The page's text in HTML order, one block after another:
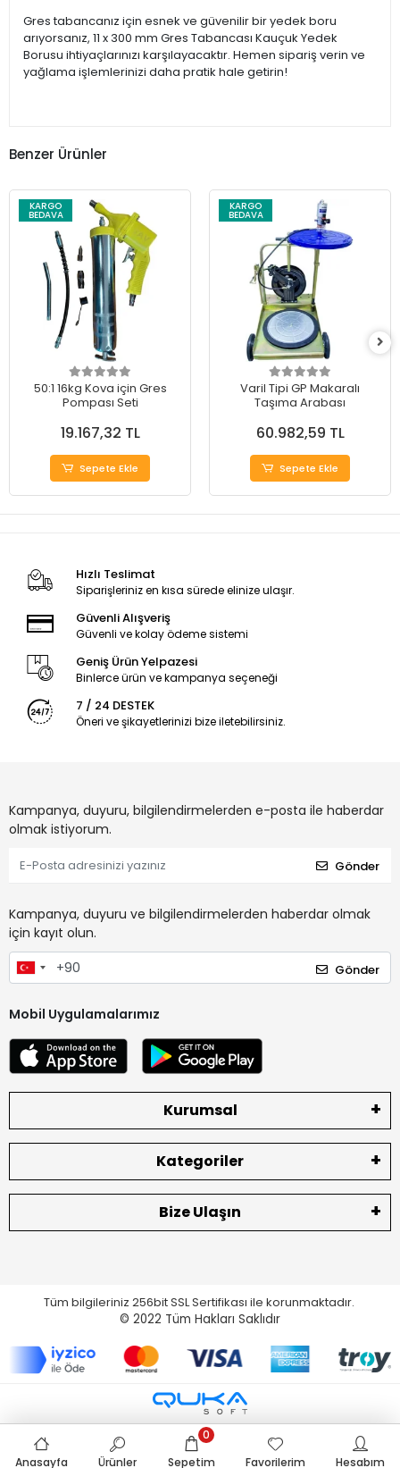
Gres tabancanız için esnek ve güvenilir bir yedek boru
arıyorsanız, 11 x 300 mm Gres Tabancası Kauçuk Yedek
Borusu ihtiyaçlarınızı karşılayacaktır. Hemen sipariş verin ve
yağlama işlemlerinizi daha pratik hale getirin!
Benzer Ürünler
KARGO
BEDAVA
50:1 16kg Kova için Gres
Pompası Seti
19.167,32 TL
Sepete Ekle
KARGO
BEDAVA
Varil Tipi GP Makaralı
Taşıma Arabası
60.982,59 TL
Sepete Ekle
Hızlı Teslimat
Siparişleriniz en kısa sürede elinize ulaşır.
Güvenli Alışveriş
Güvenli ve kolay ödeme sistemi
Geniş Ürün Yelpazesi
Binlerce ürün ve kampanya seçeneği
7 / 24 DESTEK
Öneri ve şikayetlerinizi bize iletebilirsiniz.
Kampanya, duyuru, bilgilendirmelerden e-posta ile haberdar
olmak istiyorum.
Gönder
Kampanya, duyuru ve bilgilendirmelerden haberdar olmak
için kayıt olun.
Gönder
Mobil Uygulamalarımız
Kurumsal
Kategoriler
Bize Ulaşın
Tüm bilgileriniz 256bit SSL Sertifikası ile korunmaktadır.
© 2022 Tüm Hakları Saklıdır
Anasayfa Ürünler Sepetim
0
Favorilerim
Hesabım